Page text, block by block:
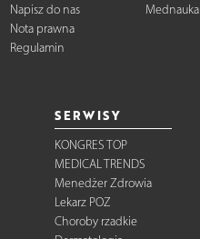
Napisz do nas
Nota prawna
Regulamin
Mednauka
SERWISY
KONGRES TOP
MEDICAL TRENDS
Menedżer Zdrowia
Lekarz POZ
Choroby rzadkie